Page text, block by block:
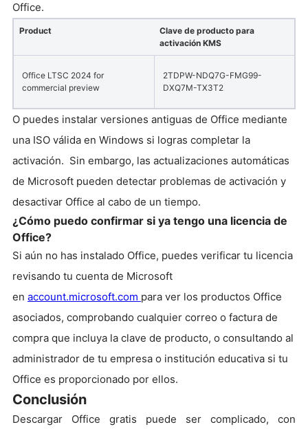
Office.
Product
Clave de producto para
activación KMS
Office LTSC 2024 for
commercial preview
2TDPW-NDQ7G-FMG99-
DXQ7M-TX3T2
O puedes instalar versiones antiguas de Office mediante
una ISO válida en Windows si logras completar la
activación. Sin embargo, las actualizaciones automáticas
de Microsoft pueden detectar problemas de activación y
desactivar Office al cabo de un tiempo.
¿Cómo puedo confirmar si ya tengo una licencia de
Office?
Si aún no has instalado Office, puedes verificar tu licencia
revisando tu cuenta de Microsoft
en account.microsoft.com para ver los productos Office
asociados, comprobando cualquier correo o factura de
compra que incluya la clave de producto, o consultando al
administrador de tu empresa o institución educativa si tu
Office es proporcionado por ellos.
Conclusión
Descargar Office gratis puede ser complicado, con